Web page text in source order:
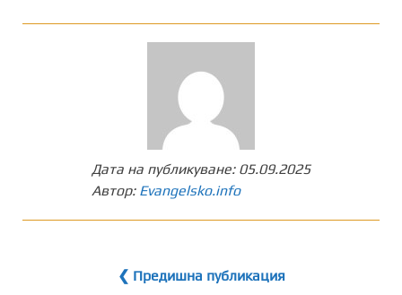
Дата на публикуване: 05.09.2025
Автор: Evangelsko.info
❮ Предишна публикация